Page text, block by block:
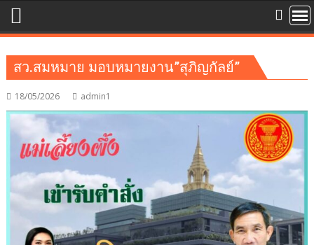
สว.สมหมาย มอบหมายงาน”สุภิญกัลย์”
18/05/2026 admin1